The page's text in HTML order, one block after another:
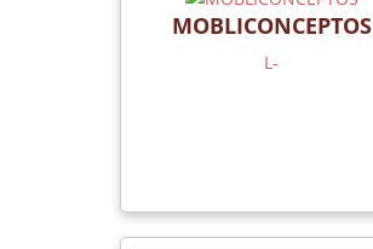
MOBLICONCEPTOS
L-